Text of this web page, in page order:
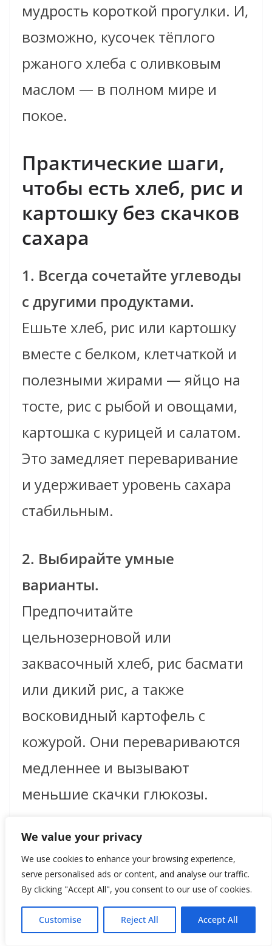
We value your privacy
We use cookies to enhance your browsing experience,
serve personalised ads or content, and analyse our traffic.
By clicking "Accept All", you consent to our use of cookies.
Customise Reject All Accept All
мудрость короткой прогулки. И,
возможно, кусочек тёплого
ржаного хлеба с оливковым
маслом — в полном мире и
покое.
Практические шаги,
чтобы есть хлеб, рис и
картошку без скачков
сахара
1. Всегда сочетайте углеводы
с другими продуктами.
Ешьте хлеб, рис или картошку
вместе с белком, клетчаткой и
полезными жирами — яйцо на
тосте, рис с рыбой и овощами,
картошка с курицей и салатом.
Это замедляет переваривание
и удерживает уровень сахара
стабильным.
2. Выбирайте умные
варианты.
Предпочитайте
цельнозерновой или
заквасочный хлеб, рис басмати
или дикий рис, а также
восковидный картофель с
кожурой. Они перевариваются
медленнее и вызывают
меньшие скачки глюкозы.
3. Готовьте, остужайте и
разогревайте.
Приготовьте рис или картошку
заранее, остудите на ночь, а